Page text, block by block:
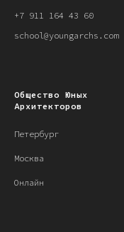
+7 911 164 43 60
school@youngarchs.com
Общество Юных
Архитекторов
Петербург
Москва
Онлайн